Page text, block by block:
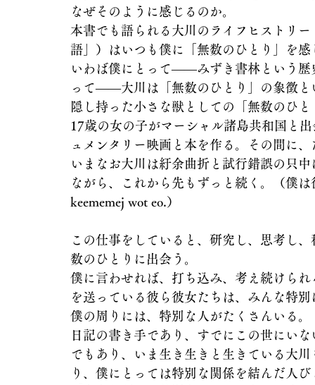
なぜそのように感じるのか。
本書でも語られる大川のライフヒストリ
語」）はいつも僕に「無数のひとり」を
いわば僕にとって――みずき書林という歴
って――大川は「無数のひとり」の象徴と
隠し持った小さな獣としての「無数のひと
17歳の女の子がマーシャル諸島共和国と
ュメンタリー映画と本を作る。その間に
いまなお大川は紆余曲折と試行錯誤の只
ながら、これから先もずっと続く。（僕
keememej wot eo.）
この仕事をしていると、研究し、思考し
数のひとりに出会う。
僕に言わせれば、打ち込み、考え続けら
を送っている彼ら彼女たちは、みんな特別
僕の周りには、特別な人がたくさんいる。
日記の書き手であり、すでにこの世にい
でもあり、いま生き生きと生きている大
り、僕にとっては特別な関係を結んだ人